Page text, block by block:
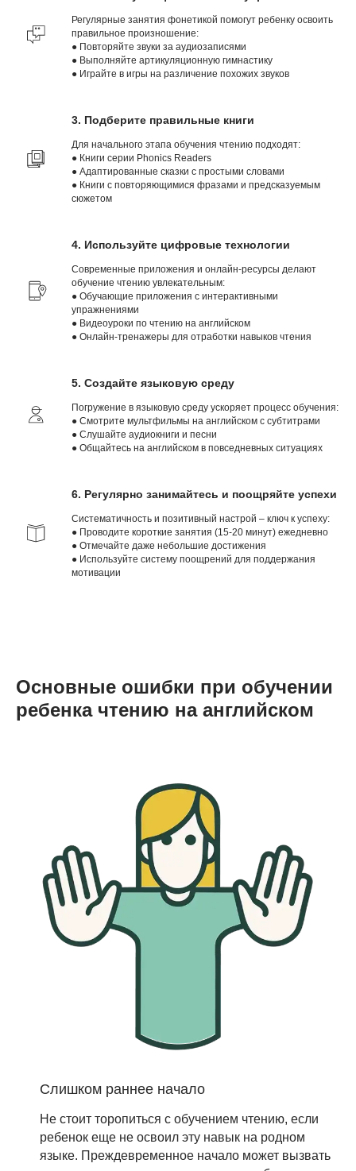
Регулярные занятия фонетикой помогут ребенку освоить
правильное произношение:
● Повторяйте звуки за аудиозаписями
● Выполняйте артикуляционную гимнастику
● Играйте в игры на различение похожих звуков
3. Подберите правильные книги
Для начального этапа обучения чтению подходят:
● Книги серии Phonics Readers
● Адаптированные сказки с простыми словами
● Книги с повторяющимися фразами и предсказуемым
сюжетом
4. Используйте цифровые технологии
Современные приложения и онлайн-ресурсы делают
обучение чтению увлекательным:
● Обучающие приложения с интерактивными
упражнениями
● Видеоуроки по чтению на английском
● Онлайн-тренажеры для отработки навыков чтения
5. Создайте языковую среду
Погружение в языковую среду ускоряет процесс обучения:
● Смотрите мультфильмы на английском с субтитрами
● Слушайте аудиокниги и песни
● Общайтесь на английском в повседневных ситуациях
6. Регулярно занимайтесь и поощряйте успехи
Систематичность и позитивный настрой – ключ к успеху:
● Проводите короткие занятия (15-20 минут) ежедневно
● Отмечайте даже небольшие достижения
● Используйте систему поощрений для поддержания
мотивации
Основные ошибки при обучении
ребенка чтению на английском
Слишком раннее начало
Не стоит торопиться с обучением чтению, если
ребенок еще не освоил эту навык на родном
языке. Преждевременное начало может вызвать